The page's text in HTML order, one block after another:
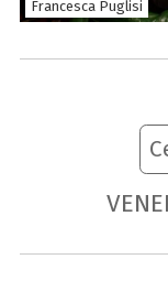
Francesca Puglisi